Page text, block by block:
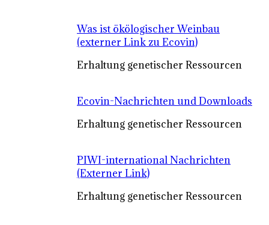
Was ist ökölogischer Weinbau
(externer Link zu Ecovin)
Erhaltung genetischer Ressourcen
Ecovin-Nachrichten und Downloads
Erhaltung genetischer Ressourcen
PIWI-international Nachrichten
(Externer Link)
Erhaltung genetischer Ressourcen